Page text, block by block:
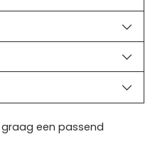
ieder wat wils dus.
een passend